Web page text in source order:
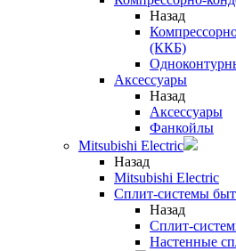
Назад
(ККБ)
Аксессуары
Назад
Аксессуары
Фанкойлы
Mitsubishi Electric
Назад
Mitsubishi Electric
Сплит-системы
Назад
Сплит-
Настенные